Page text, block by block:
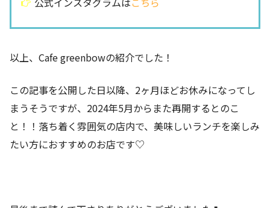
以上、Cafe greenbowの紹介でした！
この記事を公開した日以降、2ヶ月ほどお休みになってし
まうそうですが、2024年5月からまた再開するとのこ
と！！落ち着く雰囲気の店内で、美味しいランチを楽しみ
たい方におすすめのお店です♡